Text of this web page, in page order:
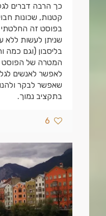
כך הרבה דברים
קטנות, שכונות
בפוסט זה החלטתי
שניתן לעשות ללא
בליסבון (וגם כמה
המטרה של הפוסט
לאפשר לאנשים
שאפשר לבקר
בתקציב נמוך.
6